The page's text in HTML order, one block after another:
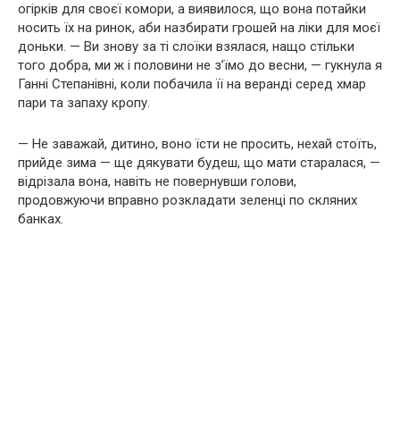
огірків для своєї комори, а виявилося, що вона потайки
носить їх на ринок, аби назбирати грошей на ліки для моєї
доньки. — Ви знову за ті слоїки взялася, нащо стільки
того добра, ми ж і половини не з’їмо до весни, — гукнула я
Ганні Степанівні, коли побачила її на веранді серед хмар
пари та запаху кропу.
— Не заважай, дитино, воно їсти не просить, нехай стоїть,
прийде зима — ще дякувати будеш, що мати старалася, —
відрізала вона, навіть не повернувши голови,
продовжуючи вправно розкладати зеленці по скляних
банках.